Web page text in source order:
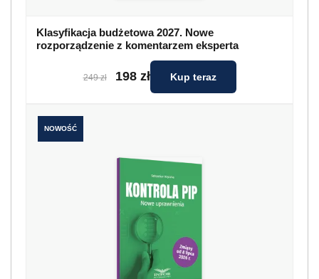
Klasyfikacja budżetowa 2027. Nowe
rozporządzenie z komentarzem eksperta
249 zł 198 zł Kup teraz
NOWOŚĆ